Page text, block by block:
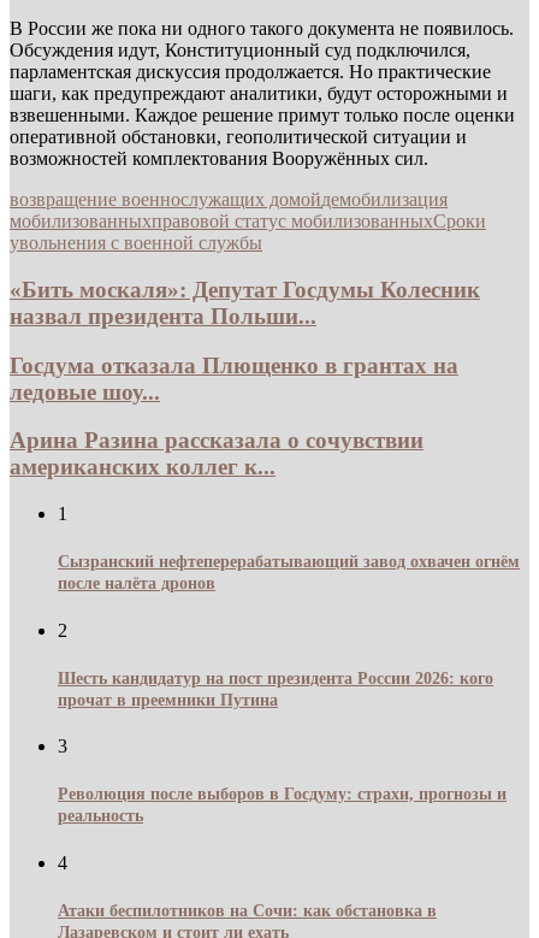
В России же пока ни одного такого документа не появилось.
Обсуждения идут, Конституционный суд подключился,
парламентская дискуссия продолжается. Но практические
шаги, как предупреждают аналитики, будут осторожными и
взвешенными. Каждое решение примут только после оценки
оперативной обстановки, геополитической ситуации и
возможностей комплектования Вооружённых сил.
возвращение военнослужащих домойдемобилизация
мобилизованныхправовой статус мобилизованныхСроки
увольнения с военной службы
«Бить москаля»: Депутат Госдумы Колесник
назвал президента Польши...
Госдума отказала Плющенко в грантах на
ледовые шоу...
Арина Разина рассказала о сочувствии
американских коллег к...
1
Сызранский нефтеперерабатывающий завод охвачен огнём
после налёта дронов
2
Шесть кандидатур на пост президента России 2026: кого
прочат в преемники Путина
3
Революция после выборов в Госдуму: страхи, прогнозы и
реальность
4
Атаки беспилотников на Сочи: как обстановка в
Лазаревском и стоит ли ехать